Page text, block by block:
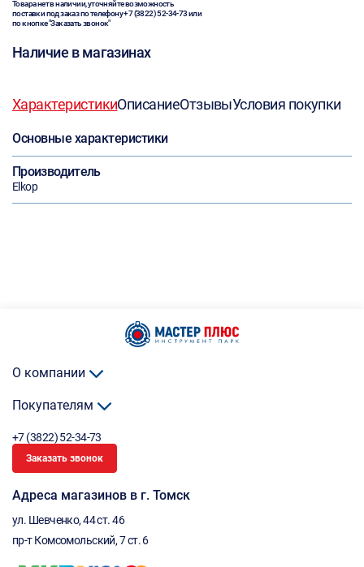
Товара нет в наличии, уточняйте возможность
поставки под заказ по телефону+7 (3822) 52-34-73или
по кнопке "Заказать звонок"
Наличие в магазинах
ХарактеристикиОписаниеОтзывыУсловия покупки
Основные характеристики
Производитель
Elkop
О компании
Покупателям
+7 (3822) 52-34-73
Заказать звонок
Адреса магазинов в г. Томск
ул. Шевченко, 44 ст. 46
пр-т Комсомольский, 7 ст. 6